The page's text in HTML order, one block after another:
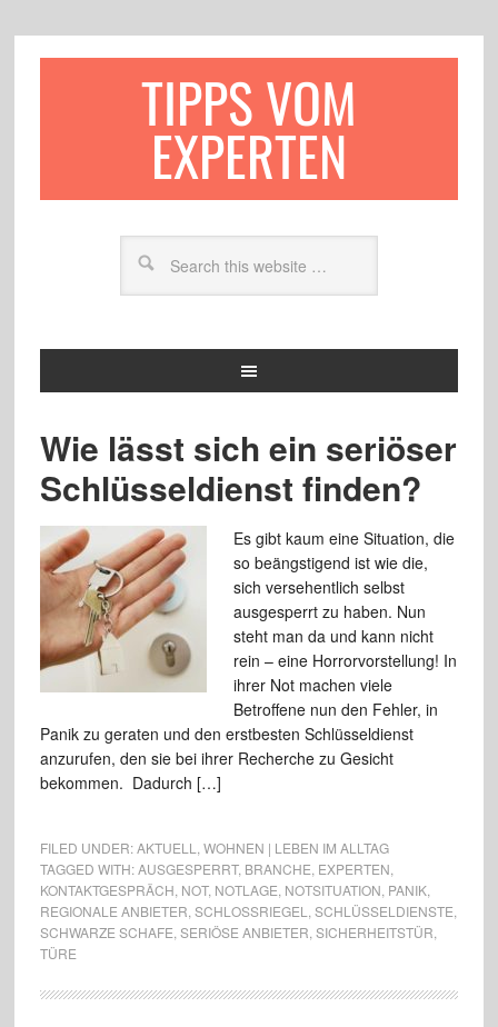
TIPPS VOM
EXPERTEN
Wie lässt sich ein seriöser
Schlüsseldienst finden?
Es gibt kaum eine Situation, die
so beängstigend ist wie die,
sich versehentlich selbst
ausgesperrt zu haben. Nun
steht man da und kann nicht
rein – eine Horrorvorstellung! In
ihrer Not machen viele
Betroffene nun den Fehler, in
Panik zu geraten und den erstbesten Schlüsseldienst
anzurufen, den sie bei ihrer Recherche zu Gesicht
bekommen. Dadurch […]
FILED UNDER:AKTUELL
WOHNEN | LEBEN IM ALLTAG
TAGGED WITH:AUSGESPERRT, BRANCHE EXPERTEN
KONTAKTGESPRÄCH NOT, NOTLAGE NOTSITUATION PANIK,
REGIONALE ANBIETER SCHLOSSRIEGEL SCHLÜSSELDIENSTE
SCHWARZE SCHAFE SERIÖSE ANBIETER SICHERHEITSTÜR
TÜRE